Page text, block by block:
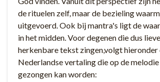
de rituelen zelf, maar de bezieling
uitgevoerd. Ook bij mantra's ligt de
in het midden. Voor degenen die dus
herkenbare tekst zingen,volgt hieronder
Nederlandse vertaling die op de
gezongen kan worden: